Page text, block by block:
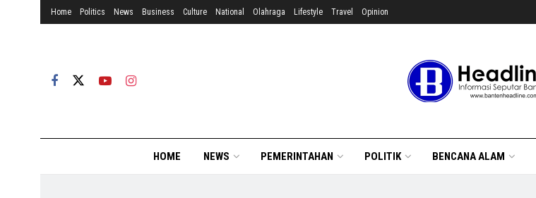
Home Politics News Business Culture National Olahraga Lifestyle Travel Opinion
HOME NEWS PEMERINTAHAN POLITIK BENCANA ALAM